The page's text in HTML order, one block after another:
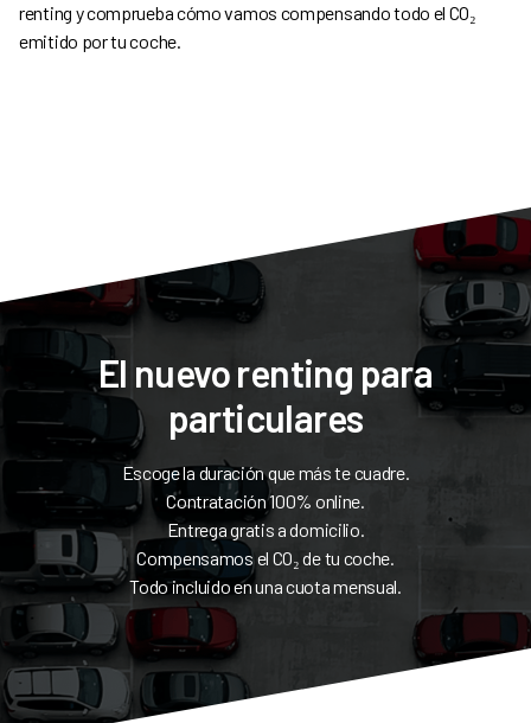
renting y comprueba cómo vamos compensando todo el CO₂
emitido por tu coche.
El nuevo renting para
particulares
Escoge la duración que más te cuadre.
Contratación 100% online.
Entrega gratis a domicilio.
Compensamos el CO₂ de tu coche.
Todo incluido en una cuota mensual.